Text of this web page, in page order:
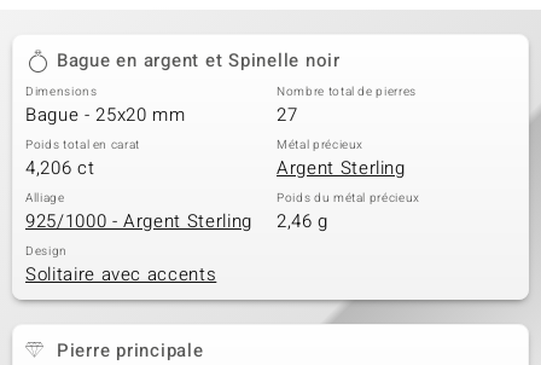
Bague en argent et Spinelle noir
Dimensions
Bague - 25x20 mm
Nombre total de pierres
27
Poids total en carat
4,206 ct
Métal précieux
Argent Sterling
Alliage
925/1000 - Argent Sterling
Poids du métal précieux
2,46 g
Design
Solitaire avec accents
Pierre principale